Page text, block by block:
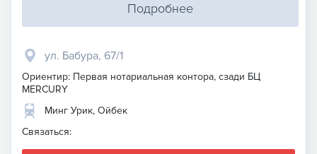
Подробнее
ул. Бабура, 67/1
Ориентир: Первая нотариальная контора, сзади БЦ
MERCURY
Минг Урик, Ойбек
Связаться: